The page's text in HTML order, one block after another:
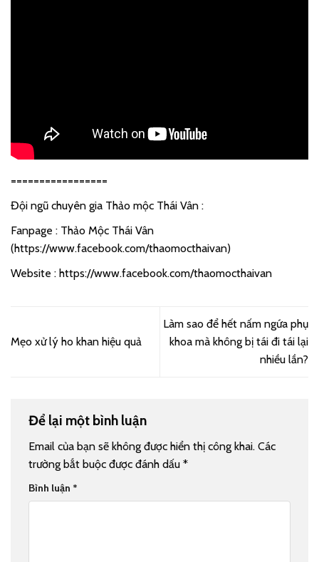
=================
Đội ngũ chuyên gia Thảo mộc Thái Vân :
Fanpage : Thảo Mộc Thái Vân
(https://www.facebook.com/thaomocthaivan)
Website : https://www.facebook.com/thaomocthaivan
Mẹo xử lý ho khan hiệu quả
Làm sao để hết nấm ngứa phụ
khoa mà không bị tái đi tái lại
nhiều lần?
Để lại một bình luận
Email của bạn sẽ không được hiển thị công khai. Các
trường bắt buộc được đánh dấu *
Bình luận *